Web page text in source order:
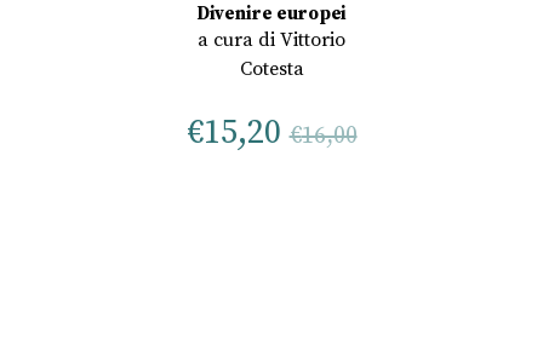
Divenire europei
a cura di Vittorio
Cotesta
€15,20 €16,00